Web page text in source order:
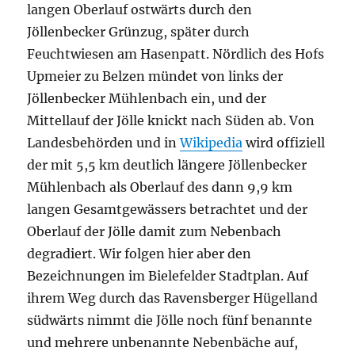
langen Oberlauf ostwärts durch den
Jöllenbecker Grünzug, später durch
Feuchtwiesen am Hasenpatt. Nördlich des Hofs
Upmeier zu Belzen mündet von links der
Jöllenbecker Mühlenbach ein, und der
Mittellauf der Jölle knickt nach Süden ab. Von
Landesbehörden und inWikipedia wird offiziell
der mit 5,5 km deutlich längere Jöllenbecker
Mühlenbach als Oberlauf des dann 9,9 km
langen Gesamtgewässers betrachtet und der
Oberlauf der Jölle damit zum Nebenbach
degradiert. Wir folgen hier aber den
Bezeichnungen im Bielefelder Stadtplan. Auf
ihrem Weg durch das Ravensberger Hügelland
südwärts nimmt die Jölle noch fünf benannte
und mehrere unbenannte Nebenbäche auf,